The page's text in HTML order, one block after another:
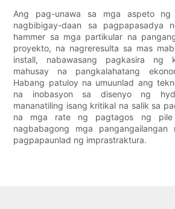
Ang pag-unawa sa mga aspeto
nagbibigay-daan sa pagpapasadya
hammer sa mga partikular na
proyekto, na nagreresulta sa mas
install, nabawasang pagkasira ng
mahusay na pangkalahatang
Habang patuloy na umuunlad ang
na inobasyon sa disenyo ng
mananatiling isang kritikal na salik sa
na mga rate ng pagtagos ng
nagbabagong mga
pagpapaunlad ng imprastraktura.